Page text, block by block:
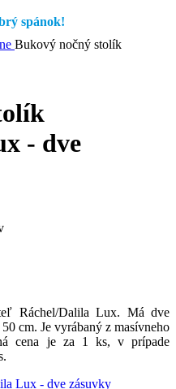
spánok!
Bukový nočný stolík
- dve
Ráchel/Dalila Lux. Má dve
cm. Je vyrábaný z masívneho
cena je za 1 ks, v prípade